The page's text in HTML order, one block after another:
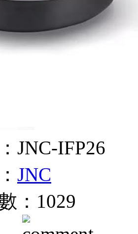
JNC-IFP26
JNC
：1029